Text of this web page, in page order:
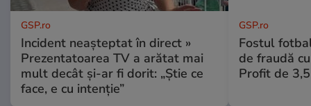
GSP.ro
Incident neașteptat în direct »
Prezentatoarea TV a arătat mai
mult decât și-ar fi dorit: „Știe ce
face, e cu intenție”
GSP.ro
Fostul
de fraudă
Profit de